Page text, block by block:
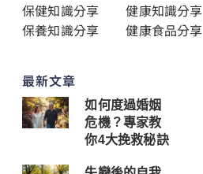
保健知識分享
健康知識分享
保養知識分享
健康食品分享
最新文章
如何度過婚姻
危機？專家教
你4大挽救秘訣